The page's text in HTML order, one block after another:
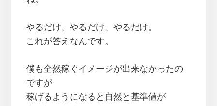
やるだけ、やるだけ、やるだけ。
これが答えなんです。
僕も全然稼ぐイメージが出来なかったの
ですが
稼げるようになると自然と基準値が